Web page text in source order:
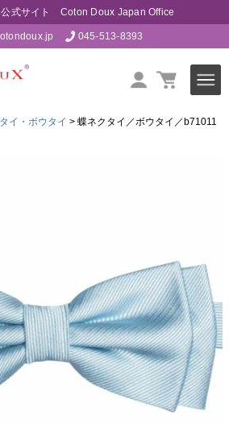
式サイト Coton Doux Japan Office
045-513-8393
イ・ボウタイ 蝶ネクタイ／ボウタイ／b71011